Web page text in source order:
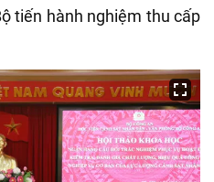
tiến hành nghiệm thu cấp